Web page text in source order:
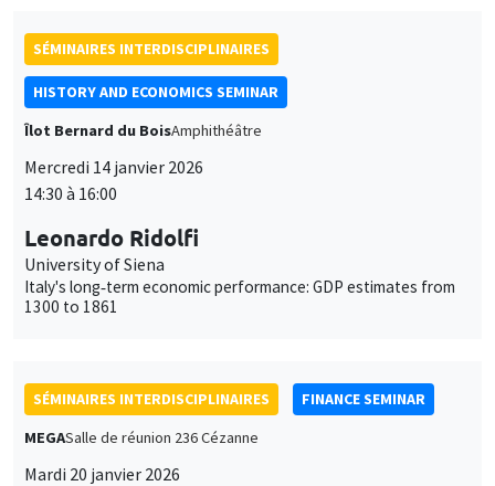
SÉMINAIRES INTERDISCIPLINAIRES
HISTORY AND ECONOMICS SEMINAR
Îlot Bernard du BoisAmphithéâtre
Mercredi 14 janvier 2026
14:30 à 16:00
Leonardo Ridolfi
University of Siena
Italy's long‐term economic performance: GDP estimates from
1300 to 1861
SÉMINAIRES INTERDISCIPLINAIRES
FINANCE SEMINAR
MEGASalle de réunion 236 Cézanne
Mardi 20 janvier 2026